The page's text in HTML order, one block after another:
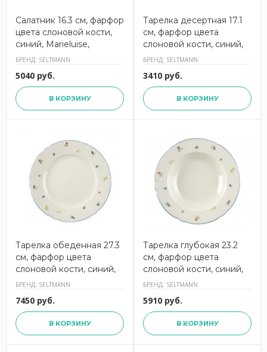
Салатник 16.3 см, фарфор
цвета слоновой кости,
синий, Marieluise,
001.291590(4003106028011),
БРЕНД: SELTMANN
5040 руб.
В КОРЗИНУ
Тарелка десертная 17.1
см, фарфор цвета
слоновой кости, синий,
Marieluise,
SELTMANN
БРЕНД: SELTMANN
3410 руб.
В КОРЗИНУ
Тарелка обеденная 27.3
см, фарфор цвета
слоновой кости, синий,
Marieluise,
SELTMANN
БРЕНД: SELTMANN
7450 руб.
В КОРЗИНУ
Тарелка глубокая 23.2
см, фарфор цвета
слоновой кости, синий,
Marieluise, 001.291410,
БРЕНД: SELTMANN
5910 руб.
В КОРЗИНУ